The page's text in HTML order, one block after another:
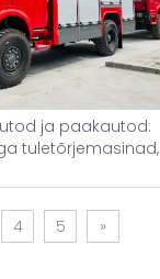
ja paakautod:
tuletõrjemasinad,
4 5 »